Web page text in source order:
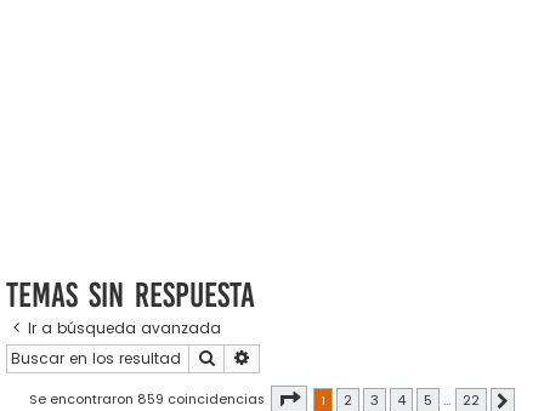
Temas sin respuesta
Ir a búsqueda avanzada
Buscar
Se encontraron 859 coincidencias Página de 22
1 2 3 4 5 … 22